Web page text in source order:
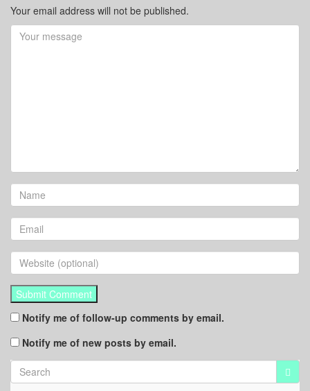
Your email address will not be published.
Notify me of follow-up comments by email.
Notify me of new posts by email.